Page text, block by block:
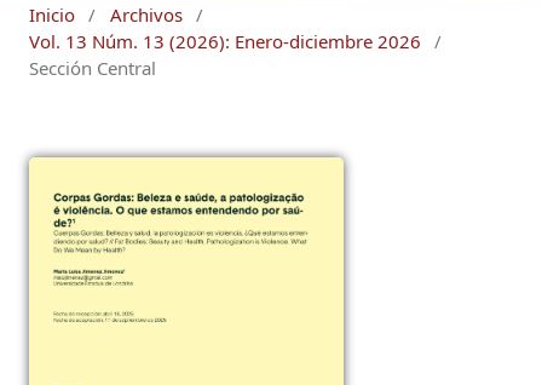
Inicio / Archivos /
Vol. 13 Núm. 13 (2026): Enero-diciembre 2026
/
Sección Central